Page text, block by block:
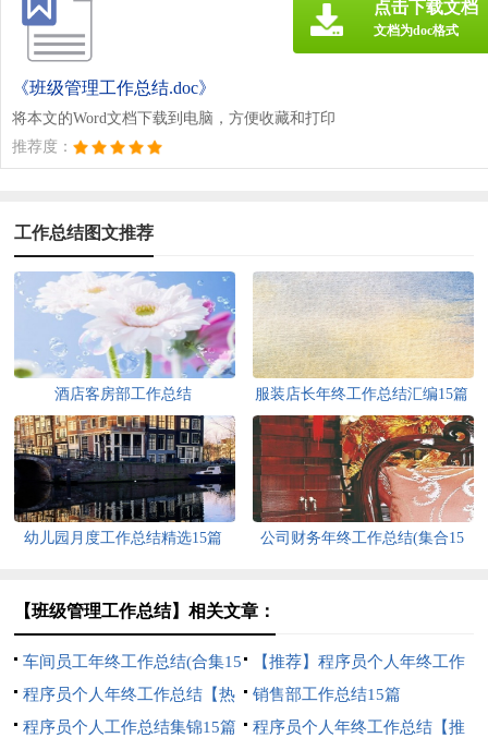
《班级管理工作总结.doc》
将本文的Word文档下载到电脑，方便收藏和打印
推荐度：
点击下载文档
文档为doc格式
工作总结图文推荐
酒店客房部工作总结 服装店长年终工作总结汇编15篇
幼儿园月度工作总结精选15篇
公司财务年终工作总结(集合15
【班级管理工作总结】相关文章：
车间员工年终工作总结(合集15
篇)
【推荐】程序员个人年终工作
总结
程序员个人年终工作总结【热
门】
销售部工作总结15篇
程序员个人工作总结集锦15篇
程序员个人年终工作总结【推